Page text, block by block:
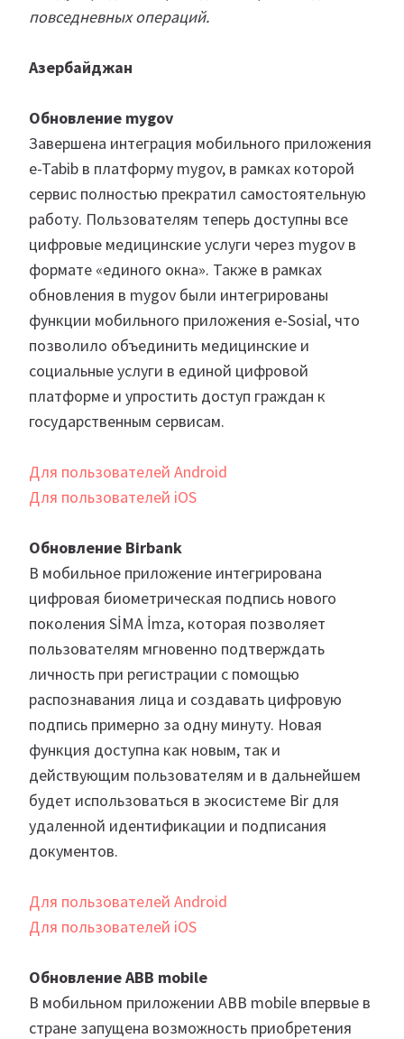
повседневных операций.
Азербайджан
Обновление mygov
Завершена интеграция мобильного приложения
e-Tabib в платформу mygov, в рамках которой
сервис полностью прекратил самостоятельную
работу. Пользователям теперь доступны все
цифровые медицинские услуги через mygov в
формате «единого окна». Также в рамках
обновления в mygov были интегрированы
функции мобильного приложения e-Sosial, что
позволило объединить медицинские и
социальные услуги в единой цифровой
платформе и упростить доступ граждан к
государственным сервисам.
Для пользователей Android
Для пользователей iOS
Обновление Birbank
В мобильное приложение интегрирована
цифровая биометрическая подпись нового
поколения SİMA İmza, которая позволяет
пользователям мгновенно подтверждать
личность при регистрации с помощью
распознавания лица и создавать цифровую
подпись примерно за одну минуту. Новая
функция доступна как новым, так и
действующим пользователям и в дальнейшем
будет использоваться в экосистеме Bir для
удаленной идентификации и подписания
документов.
Для пользователей Android
Для пользователей iOS
Обновление ABB mobile
В мобильном приложении ABB mobile впервые в
стране запущена возможность приобретения